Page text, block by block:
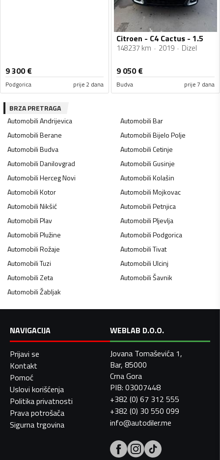
9 300€
Podgorica prije 2 dana
Citroen - C4 Cactus - 1.5
148237 km 2019 Dizel
9 050€
Budva prije 7 dana
BRZA PRETRAGA
AutomobiliAndrijevica AutomobiliBar
AutomobiliBerane AutomobiliBijelo Polje
AutomobiliBudva AutomobiliCetinje
AutomobiliDanilovgrad AutomobiliGusinje
AutomobiliHerceg Novi AutomobiliKolašin
AutomobiliKotor AutomobiliMojkovac
AutomobiliNikšić AutomobiliPetnjica
AutomobiliPlav AutomobiliPljevlja
AutomobiliPlužine AutomobiliPodgorica
AutomobiliRožaje AutomobiliTivat
AutomobiliTuzi AutomobiliUlcinj
AutomobiliZeta AutomobiliŠavnik
AutomobiliŽabljak
NAVIGACIJA
Prijavi se
Kontakt
Pomoć
Uslovi korišćenja
Politika privatnosti
Prava potrošača
Sigurna trgovina
WEBLAB D.O.O.
Jovana Tomaševića 1,
Bar, 85000
Crna Gora
PIB: 03007448
+382 (0) 67 312 555
+382 (0) 30 550 099
info@autodiler.me